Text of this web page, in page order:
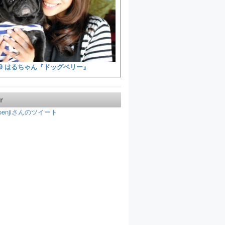
はるちゃん『ドッグベリー』
さんのツイート